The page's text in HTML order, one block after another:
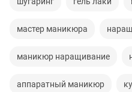
мастер маникюра
маникюр наращивание
аппаратный маникюр